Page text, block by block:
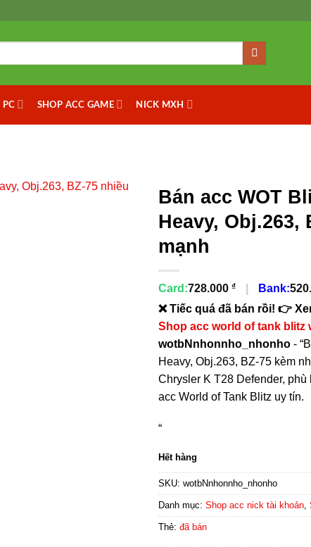
PC SHOP ACC GAME NICK MXH
Bán acc WOT
Heavy, Obj.263,
mạnh
Card:728.000 ₫ Bank:
❌ Tiếc quá đã bán rồi! 👉
Shop acc world of tank blitz
wotbNnhonnho_nhonho -
Heavy, Obj.263, BZ-75 kèm
Chrysler K T28 Defender,
acc World of Tank Blitz uy tín.
“
Hết hàng
SKU: wotbNnhonnho_nhonho
Danh mục: Shop acc nick tài khoản,
Thẻ: đã bán